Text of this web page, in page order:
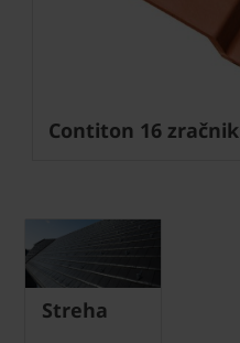
Contiton 16 zračnik
Streha